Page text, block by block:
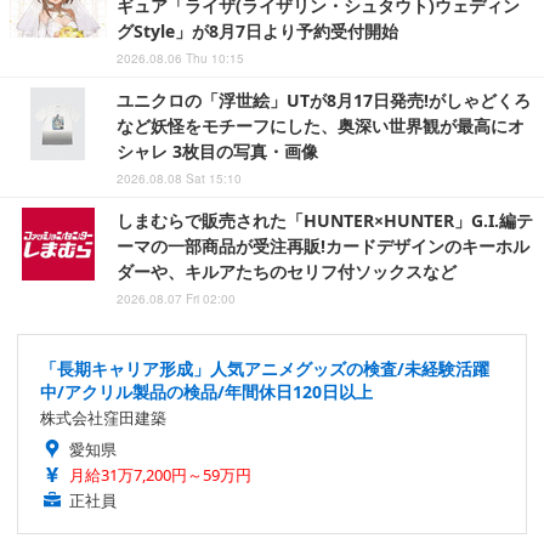
ギュア「ライザ(ライザリン・シュタウト)ウェディン
グStyle」が8月7日より予約受付開始
2026.08.06 Thu 10:15
ユニクロの「浮世絵」UTが8月17日発売!がしゃどくろ
など妖怪をモチーフにした、奥深い世界観が最高にオ
シャレ 3枚目の写真・画像
2026.08.08 Sat 15:10
しまむらで販売された「HUNTER×HUNTER」G.I.編テ
ーマの一部商品が受注再販!カードデザインのキーホル
ダーや、キルアたちのセリフ付ソックスなど
2026.08.07 Fri 02:00
「長期キャリア形成」人気アニメグッズの検査/未経験活躍
中/アクリル製品の検品/年間休日120日以上
株式会社窪田建築
愛知県
月給31万7,200円～59万円
正社員